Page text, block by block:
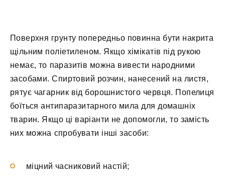
Поверхня грунту попередньо повинна бути накрита
щільним поліетиленом. Якщо хімікатів під рукою
немає, то паразитів можна вивести народними
засобами. Спиртовий розчин, нанесений на листя,
рятує чагарник від борошнистого червця. Попелиця
боїться антипаразитарного мила для домашніх
тварин. Якщо ці варіанти не допомогли, то замість
них можна спробувати інші засоби:
міцний часниковий настій;